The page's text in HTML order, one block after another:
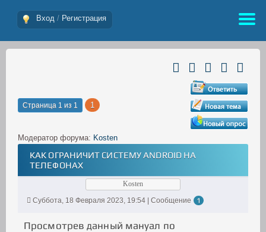
Вход / Регистрация
Страница 1 из 1 1
Модератор форума: Kosten
КАК ОГРАНИЧИТ СИСТЕМУ ANDROID НА
ТЕЛЕФОНАХ
Kosten
Суббота, 18 Февраля 2023, 19:54 | Сообщение
1
Просмотрев данный мануал по